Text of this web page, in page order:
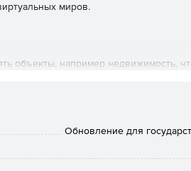
миров.
объекты, например недвижимость,
смогут «посетить» место
Обновление для